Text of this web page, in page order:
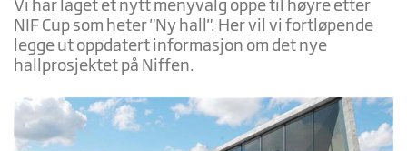
Vi har laget et nytt menyvalg oppe til høyre etter
NIF Cup som heter "Ny hall". Her vil vi fortløpende
legge ut oppdatert informasjon om det nye
hallprosjektet på Niffen.